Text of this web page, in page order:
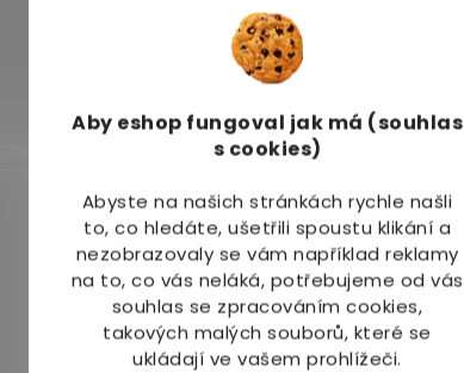
Aby eshop fungoval jak má (souhlas
s cookies)
Abyste na našich stránkách rychle našli
to, co hledáte, ušetřili spoustu klikání a
nezobrazovaly se vám například reklamy
na to, co vás neláká, potřebujeme od vás
souhlas se zpracováním cookies,
takových malých souborů, které se
ukládají ve vašem prohlížeči.
Skladem(5 ks)
77 Kč
Do košíku